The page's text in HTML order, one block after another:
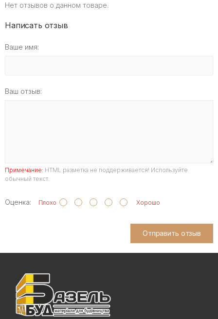
Нет отзывов о данном товаре.
Написать отзыв
Ваше имя:
Ваш отзыв:
Примечание: HTML разметка не поддерживается! Используйте
обычный текст.
Оценка: Плохо Хорошо
Отправить отзыв